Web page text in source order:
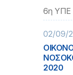
6η ΥΠΕ
02/09/
2020